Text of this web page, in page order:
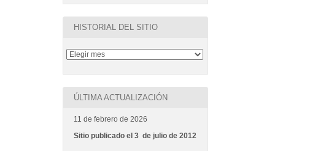
HISTORIAL DEL SITIO
ÚLTIMA ACTUALIZACIÓN
11 de febrero de 2026
Sitio publicado el 3 de julio de 2012